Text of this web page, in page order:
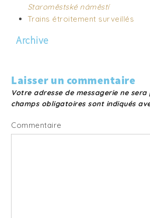
Staroměstské náměstí
Trains étroitement surveillés
Archive
Laisser un commentaire
Votre adresse de messagerie ne sera
champs obligatoires sont indiqués
Commentaire